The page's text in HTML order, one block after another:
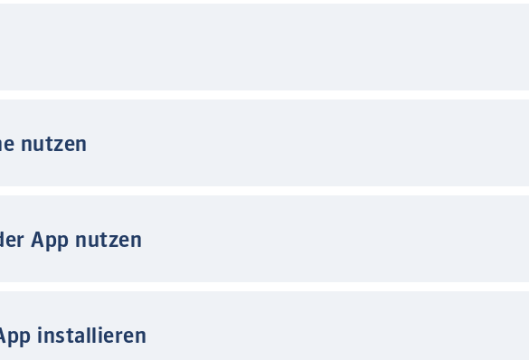
nutzen
App nutzen
installieren